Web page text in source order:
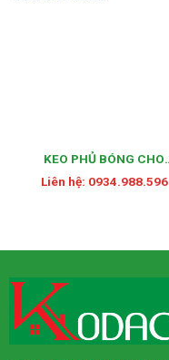
KEO PHỦ BÓNG CHO
NGÀNH GIẤY
Liên hệ: 0934.988.596